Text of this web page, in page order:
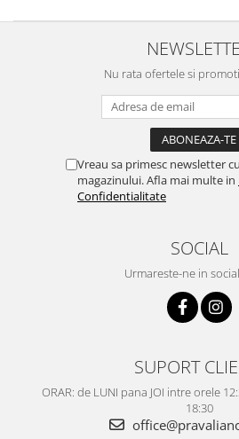
Nu rata ofertele si
Vreau sa primesc newsletter
magazinului. Afla mai multe in
Confidentialitate
SOCIAL
Urmareste-ne in
SUPORT
ORAR: de LUNI pana JOI intre orele
18:30